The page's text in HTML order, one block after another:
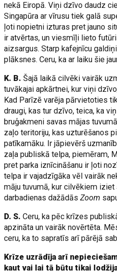
nekā Eiropā. Viņi dzīvo daudz
Singapūra ar vīrusu tiek galā
ļoti nopietni izturas pret jauno
ir atvērtas, un viesmīļi lieto
aizsargus. Starp kafejnīcu
plāksnes. Ceru, ka ar laiku šie
K. B.Šajā laikā cilvēki vairāk
tuvākajai apkārtnei, kur viņi
Kad Parīzē varēja pārvietoties
draugi, kas tur dzīvo, teica, ka
bruģakmeni savas mājas
zaļo teritoriju, kas uzturēšanos
patīkamāku. Ir jāpievērš
zaļa publiskā telpa, piemēram,
pret parka iznīcināšanu ir ļoti
telpa ir vajadzīgāka vēl vairāk
māju tuvumā, kur cilvēkiem
darbadienas dažādāsZoom
D. S.Ceru, ka pēc krīzes
apzināta un vairāk novērtēta.
ceru, ka to sapratīs arī pārējā
Krīze uzrādīja arī
kaut vai lai tā būtu tikai